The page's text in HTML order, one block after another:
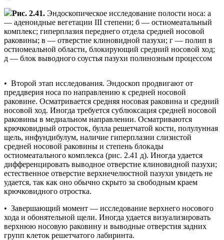
Рис. 2.41. Эндоскопическое исследование полости носа: а
— аденоидные вегетации III степени; б — остиомеатальный
комплекс; гиперплазия переднего отдела средней носовой
раковины; в — отверстие клиновидной пазухи; г — полип в
остиомеальной области, блокирующий средний носовой ход;
д — блок выводного соустья пазухи полинозным процессом
• Второй этап исследования. Эндоскоп продвигают от
преддверия носа по направлению к средней носовой
раковине. Осматривается средняя носовая раковина и средний
носовой ход. Иногда требуется сублюксация средней носовой
раковины в медиальном направлении. Осматриваются
крючковидный отросток, булла решетчатой кости, полулунная
щель, инфундибулум, наличие гиперплазии слизистой
средней носовой раковины и степень блокады
остиомеатального комплекса (рис. 2.41 д). Иногда удается
дифференцировать выводное отверстие клиновидной пазухи;
естественное отверстие верхнечелюстной пазухи увидеть не
удается, так как оно обычно скрыто за свободным краем
крючковидного отростка.
• Завершающий момент — исследование верхнего носового
хода и обонятельной щели. Иногда удается визуализировать
верхнюю носовую раковину и выводные отверстия задних
групп клеток решетчатого лабиринта.